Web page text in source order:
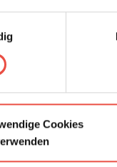
Cookies
verwenden
Garantie von
diesem